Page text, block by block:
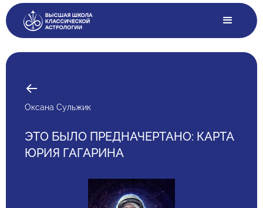
Оксана Сульжик
ЭТО БЫЛО ПРЕДНАЧЕРТАНО: КАРТА
ЮРИЯ ГАГАРИНА